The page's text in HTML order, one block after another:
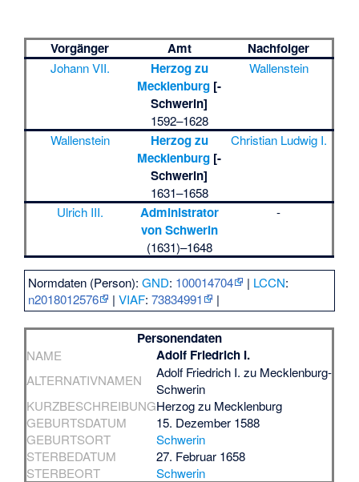
Vorgänger Amt Nachfolger
Johann VII.
Herzog zu
Mecklenburg [-
Schwerin]
1592–1628
Wallenstein
Wallenstein
Herzog zu
Mecklenburg [-
Schwerin]
1631–1658
Christian Ludwig I.
Ulrich III.
Administrator
von Schwerin
(1631)–1648
-
Normdaten (Person):GND: 100014704 | LCCN:
n2018012576
|VIAF:73834991 |
Personendaten
NAME Adolf Friedrich I.
ALTERNATIVNAMEN
Adolf Friedrich I. zu Mecklenburg-
Schwerin
KURZBESCHREIBUNGHerzog zu Mecklenburg
GEBURTSDATUM
15. Dezember 1588
GEBURTSORT
Schwerin
STERBEDATUM
27. Februar 1658
STERBEORT
Schwerin